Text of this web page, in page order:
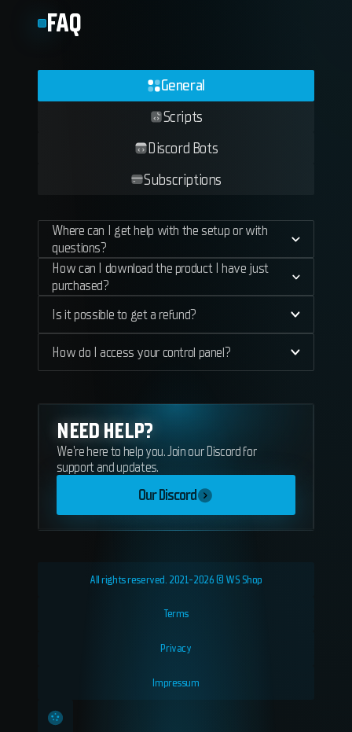
FAQ
General
Scripts
Discord Bots
Subscriptions
Where can I get help with the setup or with
questions?
How can I download the product I have just
purchased?
Is it possible to get a refund?
How do I access your control panel?
NEED HELP?
We're here to help you. Join our Discord for
support and updates.
Our Discord
All rights reserved. 2021-2026 © WS Shop
Terms
Privacy
Impressum